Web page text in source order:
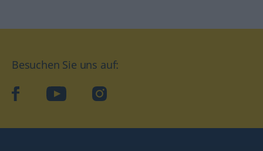
Besuchen Sie uns auf:
facebookYouTube Instagram